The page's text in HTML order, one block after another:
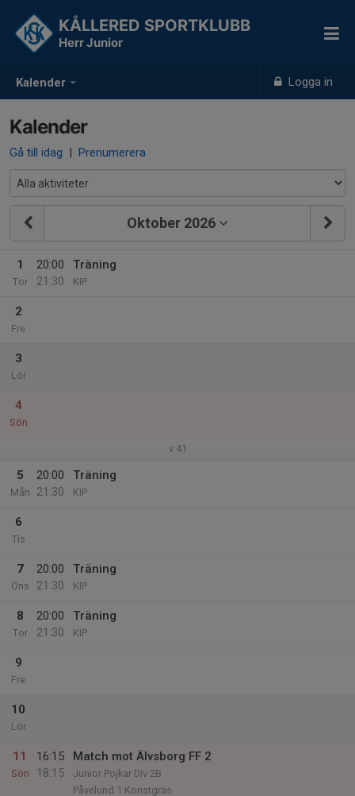
Kalender Logga in
KÅLLERED SPORTKLUBB
Herr Junior
Kalender
Gå till idag | Prenumerera
Oktober 2026
1
Tor
20:00
21:30
Träning
KIP
2
Fre
3
Lör
4
Sön
v.41
5
Mån
20:00
21:30
Träning
KIP
6
Tis
7
Ons
20:00
21:30
Träning
KIP
8
Tor
20:00
21:30
Träning
KIP
9
Fre
10
Lör
11
Sön
16:15
18:15
Match mot Älvsborg FF 2
Junior Pojkar Div 2B
Påvelund 1 Konstgräs